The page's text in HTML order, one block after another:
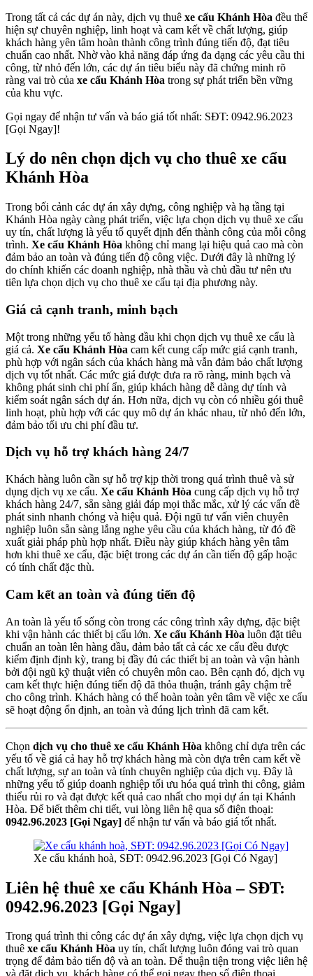
Trong tất cả các dự án này, dịch vụ thuê xe cẩu Khánh Hòa đều thể
hiện sự chuyên nghiệp, linh hoạt và cam kết về chất lượng, giúp
khách hàng yên tâm hoàn thành công trình đúng tiến độ, đạt tiêu
chuẩn cao nhất. Nhờ vào khả năng đáp ứng đa dạng các yêu cầu thi
công, từ nhỏ đến lớn, các dự án tiêu biểu này đã chứng minh rõ
ràng vai trò của xe cẩu Khánh Hòa trong sự phát triển bền vững
của khu vực.
Gọi ngay để nhận tư vấn và báo giá tốt nhất: SĐT: 0942.96.2023
[Gọi Ngay]!
Lý do nên chọn dịch vụ cho thuê xe cẩu
Khánh Hòa
Trong bối cảnh các dự án xây dựng, công nghiệp và hạ tầng tại
Khánh Hòa ngày càng phát triển, việc lựa chọn dịch vụ thuê xe cẩu
uy tín, chất lượng là yếu tố quyết định đến thành công của mỗi công
trình. Xe cẩu Khánh Hòa không chỉ mang lại hiệu quả cao mà còn
đảm bảo an toàn và đúng tiến độ công việc. Dưới đây là những lý
do chính khiến các doanh nghiệp, nhà thầu và chủ đầu tư nên ưu
tiên lựa chọn dịch vụ cho thuê xe cẩu tại địa phương này.
Giá cả cạnh tranh, minh bạch
Một trong những yếu tố hàng đầu khi chọn dịch vụ thuê xe cẩu là
giá cả. Xe cẩu Khánh Hòa cam kết cung cấp mức giá cạnh tranh,
phù hợp với ngân sách của khách hàng mà vẫn đảm bảo chất lượng
dịch vụ tốt nhất. Các mức giá được đưa ra rõ ràng, minh bạch và
không phát sinh chi phí ẩn, giúp khách hàng dễ dàng dự tính và
kiểm soát ngân sách dự án. Hơn nữa, dịch vụ còn có nhiều gói thuê
linh hoạt, phù hợp với các quy mô dự án khác nhau, từ nhỏ đến lớn,
đảm bảo tối ưu chi phí đầu tư.
Dịch vụ hỗ trợ khách hàng 24/7
Khách hàng luôn cần sự hỗ trợ kịp thời trong quá trình thuê và sử
dụng dịch vụ xe cẩu. Xe cẩu Khánh Hòa cung cấp dịch vụ hỗ trợ
khách hàng 24/7, sẵn sàng giải đáp mọi thắc mắc, xử lý các vấn đề
phát sinh nhanh chóng và hiệu quả. Đội ngũ tư vấn viên chuyên
nghiệp luôn sẵn sàng lắng nghe yêu cầu của khách hàng, từ đó đề
xuất giải pháp phù hợp nhất. Điều này giúp khách hàng yên tâm
hơn khi thuê xe cẩu, đặc biệt trong các dự án cần tiến độ gấp hoặc
có tính chất đặc thù.
Cam kết an toàn và đúng tiến độ
An toàn là yếu tố sống còn trong các công trình xây dựng, đặc biệt
khi vận hành các thiết bị cẩu lớn. Xe cẩu Khánh Hòa luôn đặt tiêu
chuẩn an toàn lên hàng đầu, đảm bảo tất cả các xe cẩu đều được
kiểm định định kỳ, trang bị đầy đủ các thiết bị an toàn và vận hành
bởi đội ngũ kỹ thuật viên có chuyên môn cao. Bên cạnh đó, dịch vụ
cam kết thực hiện đúng tiến độ đã thỏa thuận, tránh gây chậm trễ
cho công trình. Khách hàng có thể hoàn toàn yên tâm về việc xe cẩu
sẽ hoạt động ổn định, an toàn và đúng lịch trình đã cam kết.
Chọn dịch vụ cho thuê xe cẩu Khánh Hòa không chỉ dựa trên các
yếu tố về giá cả hay hỗ trợ khách hàng mà còn dựa trên cam kết về
chất lượng, sự an toàn và tính chuyên nghiệp của dịch vụ. Đây là
những yếu tố giúp doanh nghiệp tối ưu hóa quá trình thi công, giảm
thiểu rủi ro và đạt được kết quả cao nhất cho mọi dự án tại Khánh
Hòa. Để biết thêm chi tiết, vui lòng liên hệ qua số điện thoại:
0942.96.2023 [Gọi Ngay] để nhận tư vấn và báo giá tốt nhất.
Xe cẩu khánh hoà, SĐT: 0942.96.2023 [Gọi Có Ngay]
Liên hệ thuê xe cẩu Khánh Hòa – SĐT:
0942.96.2023 [Gọi Ngay]
Trong quá trình thi công các dự án xây dựng, việc lựa chọn dịch vụ
thuê xe cẩu Khánh Hòa uy tín, chất lượng luôn đóng vai trò quan
trọng để đảm bảo tiến độ và an toàn. Để thuận tiện trong việc liên hệ